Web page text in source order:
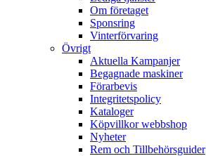
Om företaget
Sponsring
Vinterförvaring
Övrigt
Aktuella Kampanjer
Begagnade maskiner
Förarbevis
Integritetspolicy
Kataloger
Köpvillkor webbshop
Nyheter
Rem och Tillbehörsguider